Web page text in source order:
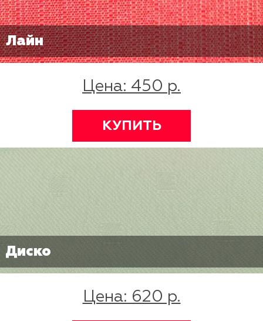
Лайн
Цена: 450 р.
КУПИТЬ
Диско
Цена: 620 р.